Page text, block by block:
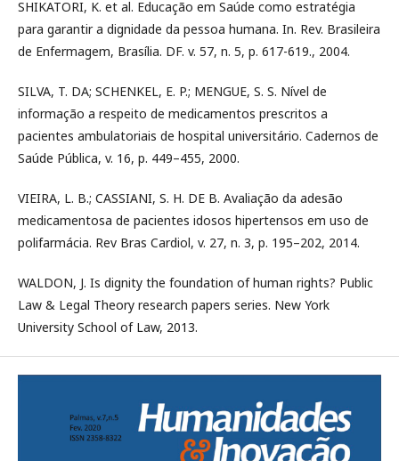
SHIKATORI, K. et al. Educação em Saúde como estratégia
para garantir a dignidade da pessoa humana. In. Rev. Brasileira
de Enfermagem, Brasília. DF. v. 57, n. 5, p. 617-619., 2004.
SILVA, T. DA; SCHENKEL, E. P.; MENGUE, S. S. Nível de
informação a respeito de medicamentos prescritos a
pacientes ambulatoriais de hospital universitário. Cadernos de
Saúde Pública, v. 16, p. 449–455, 2000.
VIEIRA, L. B.; CASSIANI, S. H. DE B. Avaliação da adesão
medicamentosa de pacientes idosos hipertensos em uso de
polifarmácia. Rev Bras Cardiol, v. 27, n. 3, p. 195–202, 2014.
WALDON, J. Is dignity the foundation of human rights? Public
Law & Legal Theory research papers series. New York
University School of Law, 2013.